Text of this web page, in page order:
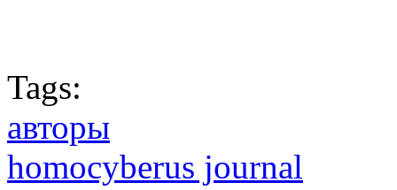
Tags:
авторы
homocyberus journal